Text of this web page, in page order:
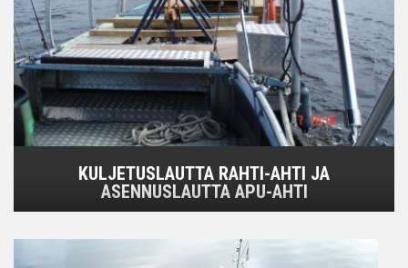
KULJETUSLAUTTA RAHTI-AHTI JA
ASENNUSLAUTTA APU-AHTI